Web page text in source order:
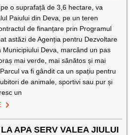
o suprafață de 3,6 hectare, va
Paiului din Deva, pe un teren
de finanțare prin Programul
astăzi de Agenția pentru Dezvoltare
Municipiului Deva, marcând un pas
mai verde, mai sănătos și mai
va fi gândit ca un spațiu pentru
de animale, sportivi sau pur și
un
APA SERV VALEA JIULUI